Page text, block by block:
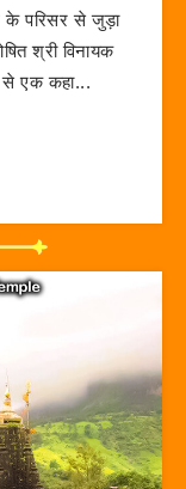
परिसर से जुड़ा
श्री विनायक
से एक कहा...